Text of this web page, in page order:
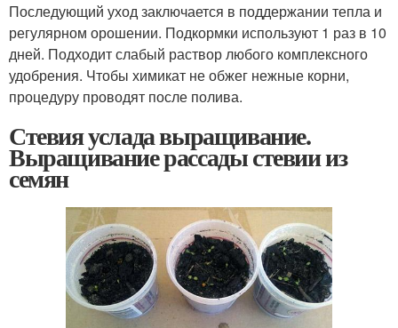
Последующий уход заключается в поддержании тепла и
регулярном орошении. Подкормки используют 1 раз в 10
дней. Подходит слабый раствор любого комплексного
удобрения. Чтобы химикат не обжег нежные корни,
процедуру проводят после полива.
Стевия услада выращивание.
Выращивание рассады стевии из
семян